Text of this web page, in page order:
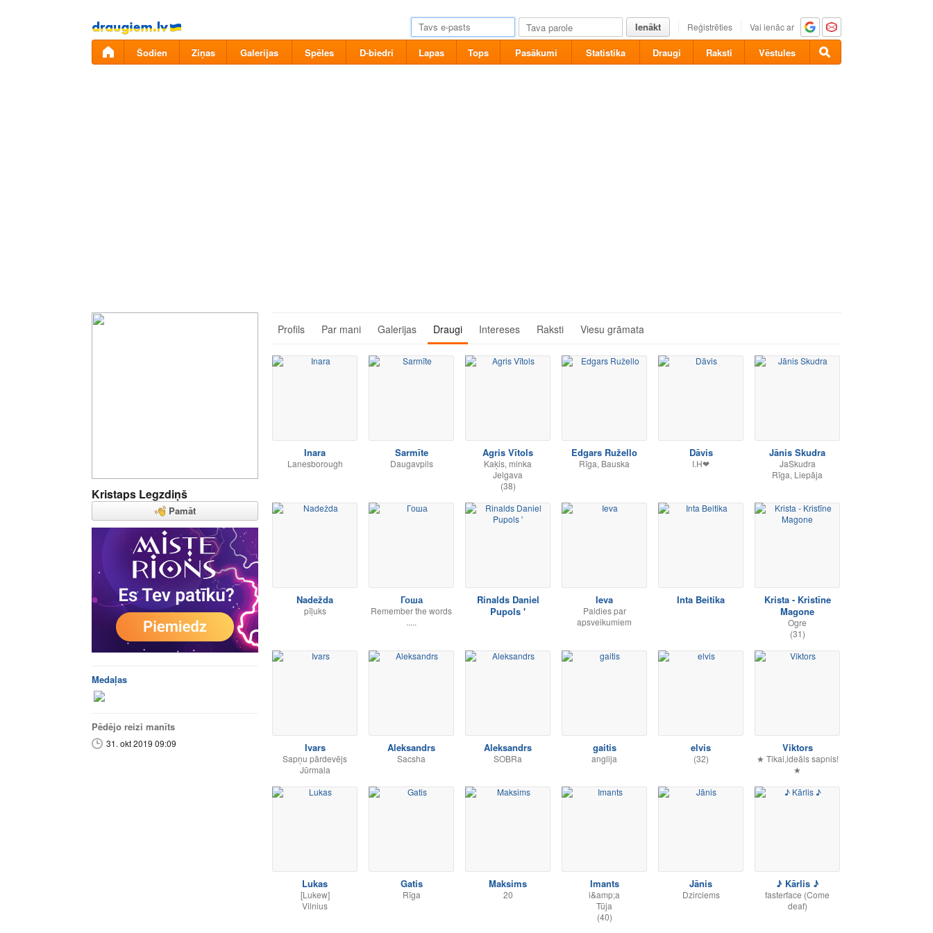
Pāriet
uz
saturu
Ienākt Reģistrēties Vai ienāc ar
Šodien Ziņas Galerijas Spēles D-biedri Lapas Tops Pasākumi Statistika Draugi Raksti Vēstules
Kristaps Legzdiņš
Pamāt
Medaļas
Pēdējo reizi manīts
31. okt 2019 09:09
Profils Par mani Galerijas Draugi Intereses Raksti Viesu grāmata
Inara
Lanesborough
Sarmīte
Daugavpils
Agris Vītols
Kaķis, minka
Jelgava
(38)
Edgars Ružello
Rīga, Bauska
Dāvis
I.H❤
Jānis Skudra
JaSkudra
Rīga, Liepāja
Nadežda
pīļuks
Гоша
Remember the words
.....
Rinalds Daniel
Pupols '
Ieva
Paldies par
apsveikumiem
Inta Beitika
Krista - Kristīne
Magone
Ogre
(31)
Ivars
Sapņu pārdevējs
Jūrmala
Aleksandrs
Sacsha
Aleksandrs
SOBRa
gaitis
anglija
elvis
(32)
Viktors
★ Tikai,ideāls sapnis!
★
Lukas
[Lukew]
Vilnius
Gatis
Rīga
Maksims
20
Imants
i&amp;a
Tūja
(40)
Jānis
Dzirciems
♪ Kārlis ♪
fasterface (Come
deaf)